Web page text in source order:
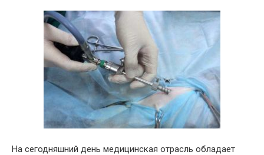
На сегодняшний день медицинская отрасль обладает